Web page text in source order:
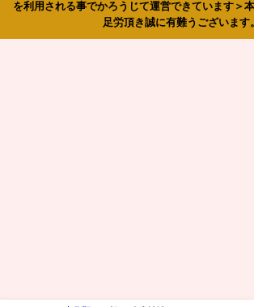
を利用される事でかろうじて運営できています＞
足労頂き誠に有難うございます。